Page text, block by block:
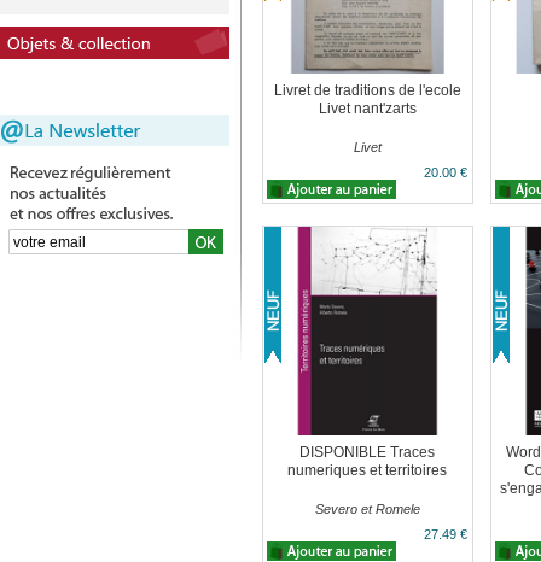
Livret de traditions de l'ecole
Livet nant'zarts
Livet
20.00 €
DISPONIBLE Traces
numeriques et territoires
Severo et Romele
27.49 €